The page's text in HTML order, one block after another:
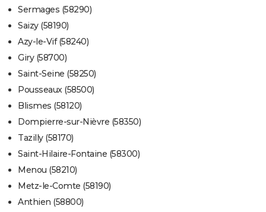
Sermages (58290)
Saizy (58190)
Azy-le-Vif (58240)
Giry (58700)
Saint-Seine (58250)
Pousseaux (58500)
Blismes (58120)
Dompierre-sur-Nièvre (58350)
Tazilly (58170)
Saint-Hilaire-Fontaine (58300)
Menou (58210)
Metz-le-Comte (58190)
Anthien (58800)